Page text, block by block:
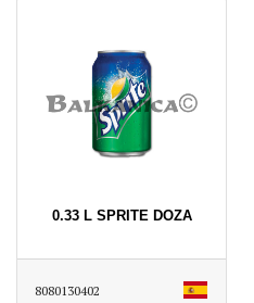
0.33 L SPRITE DOZA
8080130402